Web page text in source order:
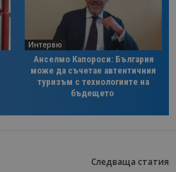
Интервю
Анселмо Капороси: България
може да съчетае автентичния
туризъм с технологиите на
бъдещето
Следваща статия